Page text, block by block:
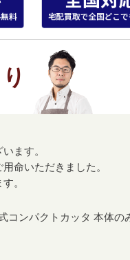
ます。
命いただきました。
。
ンパクトカッタ 本体の